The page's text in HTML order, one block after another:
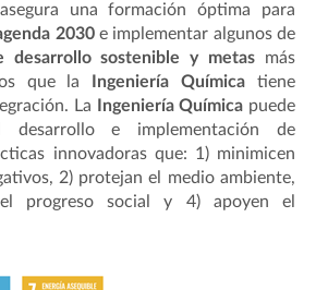
una formación óptima para
2030e implementar algunos de
desarrollo sostenible y metas más
que la
Ingeniería Química tiene
La
Ingeniería Química puede
e implementación de
innovadoras que: 1) minimicen
2) protejan el medio ambiente,
progreso social y 4) apoyen el